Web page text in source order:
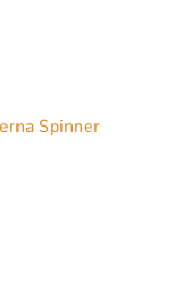
Spinner